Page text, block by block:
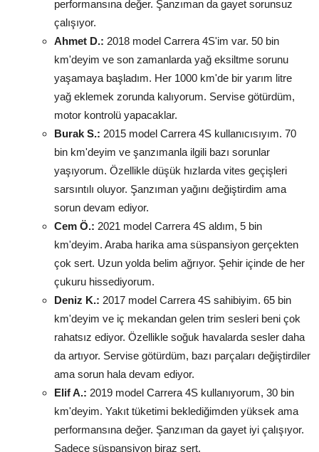
performansına değer. Şanzıman da gayet sorunsuz
çalışıyor.
Ahmet D.: 2018 model Carrera 4S'im var. 50 bin
km'deyim ve son zamanlarda yağ eksiltme sorunu
yaşamaya başladım. Her 1000 km'de bir yarım litre
yağ eklemek zorunda kalıyorum. Servise götürdüm,
motor kontrolü yapacaklar.
Burak S.: 2015 model Carrera 4S kullanıcısıyım. 70
bin km'deyim ve şanzımanla ilgili bazı sorunlar
yaşıyorum. Özellikle düşük hızlarda vites geçişleri
sarsıntılı oluyor. Şanzıman yağını değiştirdim ama
sorun devam ediyor.
Cem Ö.: 2021 model Carrera 4S aldım, 5 bin
km'deyim. Araba harika ama süspansiyon gerçekten
çok sert. Uzun yolda belim ağrıyor. Şehir içinde de her
çukuru hissediyorum.
Deniz K.: 2017 model Carrera 4S sahibiyim. 65 bin
km'deyim ve iç mekandan gelen trim sesleri beni çok
rahatsız ediyor. Özellikle soğuk havalarda sesler daha
da artıyor. Servise götürdüm, bazı parçaları değiştirdiler
ama sorun hala devam ediyor.
Elif A.: 2019 model Carrera 4S kullanıyorum, 30 bin
km'deyim. Yakıt tüketimi beklediğimden yüksek ama
performansına değer. Şanzıman da gayet iyi çalışıyor.
Sadece süspansiyon biraz sert.